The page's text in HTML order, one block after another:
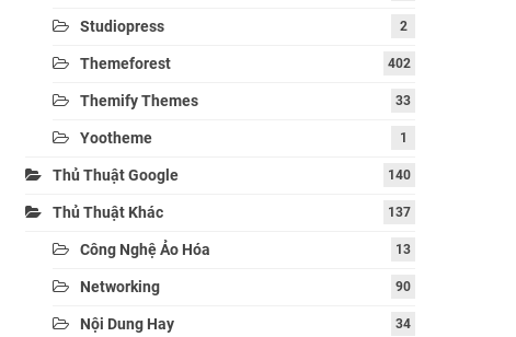
Studiopress 2
Themeforest 402
Themify Themes 33
Yootheme 1
Thủ Thuật Google 140
Thủ Thuật Khác 137
Công Nghệ Ảo Hóa 13
Networking 90
Nội Dung Hay 34